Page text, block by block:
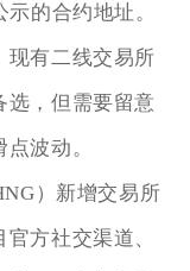
的合约地址。
现有二线交易所
选，但需要留意
波动。
）新增交易所
方社交渠道、